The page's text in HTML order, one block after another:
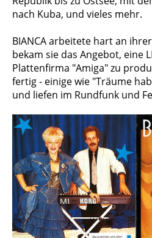
nach Kuba, und vieles mehr.
BIANCA arbeitete hart an
bekam sie das Angebot, eine
Plattenfirma "Amiga" zu
fertig - einige wie "Träu­me
und liefen im Rundfunk und